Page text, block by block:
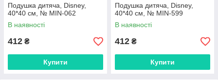
Подушка дитяча, Disney,
40*40 см, № MIN-062
В наявності
412 ₴
Купити
Подушка дитяча, Disney,
40*40 см, № MIN-599
В наявності
412 ₴
Купити